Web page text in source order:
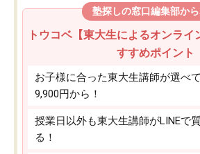
塾探しの窓口編集部か
トウコベ【東大生によるオンラ
すすめポイント
お子様に合った東大生講師が選べ
9,900円から！
授業日以外も東大生講師がLINEで
る！